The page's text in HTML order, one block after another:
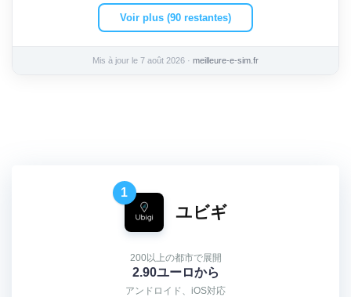
Voir plus (90 restantes)
Mis à jour le 7 août 2026 · meilleure-e-sim.fr
1
ユビギ
200以上の都市で展開
2.90ユーロから
アンドロイド、iOS対応